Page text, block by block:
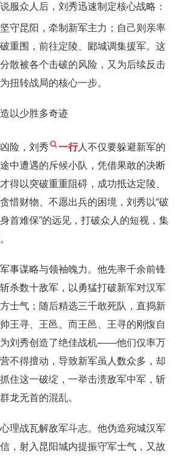
服众人后，刘秀迅速制定核心战略：
坚守昆阳，牵制新军主力；自己则亲率
重围，前往定陵、郾城调集援军。这
散被各个击破的风险，又为后续反击
扭转战局的核心一步。
以少胜多奇迹
险，刘秀 一行人不仅要躲避新军的
中遭遇的斥候小队，凭借果敢的决断
得以突破重重阻碍，成功抵达定陵、
惜财物、不愿出兵的困境，刘秀以“破
首难保”的远见，打破众人的短视，集
事谋略与领袖魄力。他先率千余前锋
杀数十敌军，以勇猛打破新军对汉军
士气；随后精选三千敢死队，直捣新
王寻、王邑。而王邑、王寻的刚愎自
为刘秀创造了绝佳战机——他们仅率万
不得擅动，导致新军虽人数众多，却
住这一破绽，一举击溃敌军中军，斩
龙无首的混乱。
理战瓦解敌军斗志。他伪造宛城汉军
，射入昆阳城内提振守军士气，又故